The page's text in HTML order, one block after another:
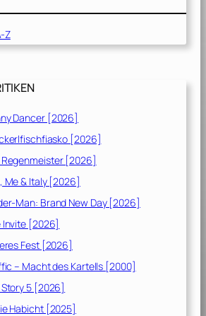
Z
Dancer [2026]
[2026]
Regenmeister [2026]
Me & Italy [2026]
Man: Brand New Day [2026]
Invite [2026]
Fest [2026]
– Macht des Kartells [2000]
Story 5 [2026]
Habicht [2025]